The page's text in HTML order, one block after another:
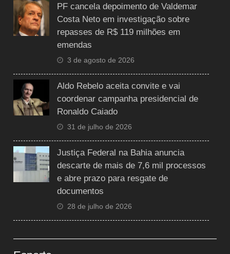
PF cancela depoimento de Valdemar
Costa Neto em investigação sobre
repasses de R$ 119 milhões em
emendas
3 de agosto de 2026
Aldo Rebelo aceita convite e vai
coordenar campanha presidencial de
Ronaldo Caiado
31 de julho de 2026
Justiça Federal na Bahia anuncia
descarte de mais de 7,6 mil processos
e abre prazo para resgate de
documentos
28 de julho de 2026